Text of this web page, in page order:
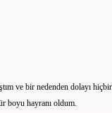
ve bir nedenden dolayı
boyu hayranı oldum.